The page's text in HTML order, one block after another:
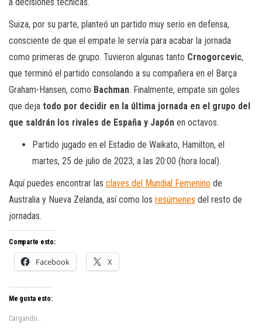
Suiza, por su parte, planteó un partido muy serio en defensa,
consciente de que el empate le servía para acabar la jornada
como primeras de grupo. Tuvieron algunas tanto Crnogorcevic,
que terminó el partido consolando a su compañera en el Barça
Graham-Hansen, como Bachman. Finalmente, empate sin goles
que deja todo por decidir en la última jornada en el grupo del
que saldrán los rivales de España y Japón en octavos.
Partido jugado en el Estadio de Waikato, Hamilton, el
martes, 25 de julio de 2023, a las 20:00 (hora local).
Aquí puedes encontrar las claves del Mundial Femenino de
Australia y Nueva Zelanda, así como los resúmenes del resto de
jornadas.
Comparte esto:
Facebook X
Me gusta esto:
Cargando...